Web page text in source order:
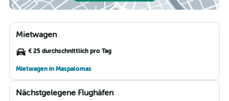
Mietwagen
€ 25 durchschnittlich pro Tag
Mietwagen in Maspalomas
Nächstgelegene Flughäfen